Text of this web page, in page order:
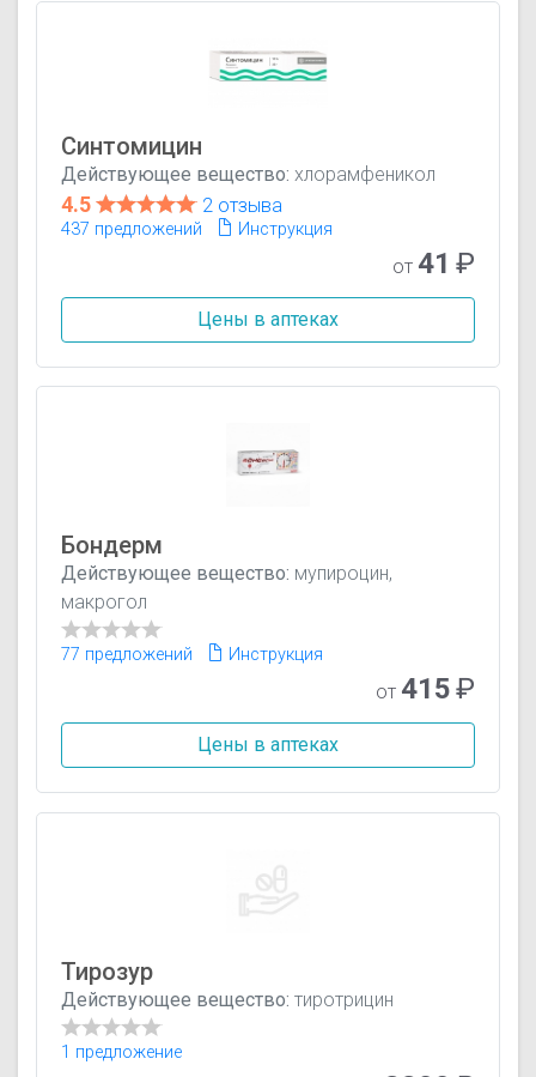
Синтомицин
Действующее вещество: хлорамфеникол
4.5 2 отзыва
437 предложений Инструкция
от 41 ₽
Цены в аптеках
Бондерм
Действующее вещество: мупироцин,
макрогол
77 предложений Инструкция
от 415₽
Цены в аптеках
Тирозур
Действующее вещество: тиротрицин
1 предложение